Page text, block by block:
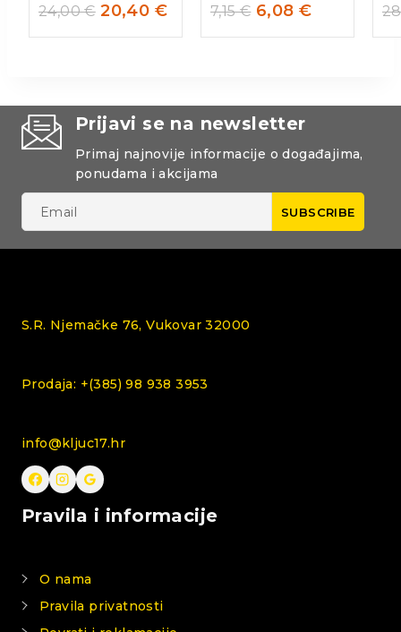
24,00€ 20,40 € 7,15€ 6,08 €
Prijavi se na newsletter
Primaj najnovije informacije o događajima,
ponudama i akcijama
S.R. Njemačke 76, Vukovar 32000
Prodaja: +(385) 98 938 3953
info@kljuc17.hr
Pravila i informacije
O nama
Pravila privatnosti